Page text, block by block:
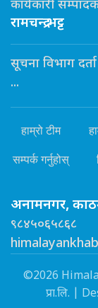
कार्यकारी
रामचन्द्र भट्ट
सूचना विभाग
...
हाम्रो टीम
सम्पर्क गर्नुहोस्
अनामनगर,
९८४५०६५८६८
©2026
प्रा.लि. |